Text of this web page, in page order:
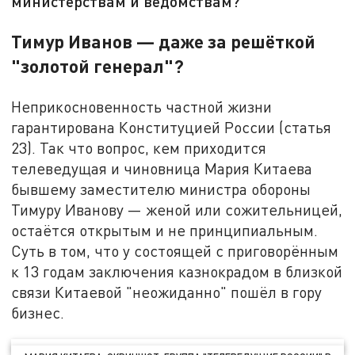
Тимур Иванов — даже за решёткой
"золотой генерал"?
Неприкосновенность частной жизни
гарантирована Конституцией России (статья
23). Так что вопрос, кем приходится
телеведущая и чиновница Мария Китаева
бывшему заместителю министра обороны
Тимуру Иванову — женой или сожительницей,
остаётся открытым и не принципиальным.
Суть в том, что у состоящей с приговорённым
к 13 годам заключения казнокрадом в близкой
связи Китаевой "неожиданно" пошёл в гору
бизнес.